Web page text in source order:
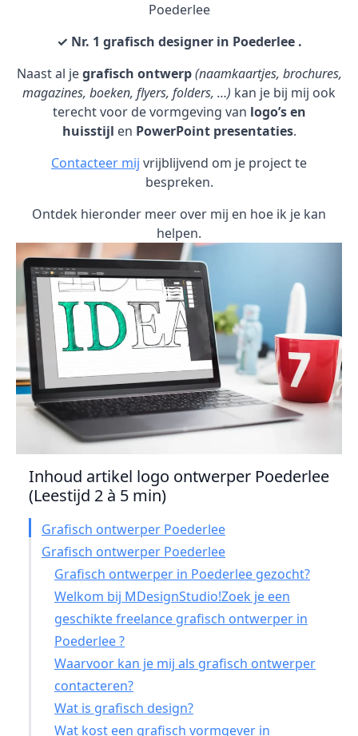
Poederlee
✓ Nr. 1 grafisch designer in Poederlee .
Naast al jegrafisch ontwerp (naamkaartjes, brochures,
magazines, boeken, flyers, folders, …) kan je bij mij ook
terecht voor de vormgeving van logo’s en
huisstijl en PowerPoint presentaties.
Contacteer mij vrijblijvend om je project te
bespreken.
Ontdek hieronder meer over mij en hoe ik je kan
helpen.
Inhoud artikel logo ontwerper Poederlee
(Leestijd 2 à 5 min)
Grafisch ontwerper Poederlee
Grafisch ontwerper Poederlee
Grafisch ontwerper in Poederlee gezocht?
Welkom bij MDesignStudio!Zoek je een
geschikte freelance grafisch ontwerper in
Poederlee ?
Waarvoor kan je mij als grafisch ontwerper
contacteren?
Wat is grafisch design?
Wat kost een grafisch vormgever in